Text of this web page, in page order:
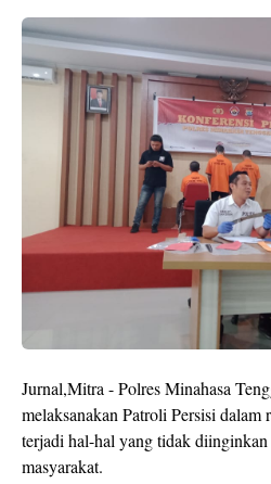
Jurnal,Mitra - Polres Minahasa
melaksanakan Patroli Persisi
terjadi hal-hal yang tidak diinginkan
masyarakat.